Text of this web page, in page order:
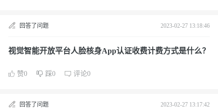
回答了问题 2023-02-27 13:18:46
视觉智能开放平台人脸核身App认证收费计费方式是什么？
赞0 踩0 评论0
回答了问题 2023-02-27 13:17:42